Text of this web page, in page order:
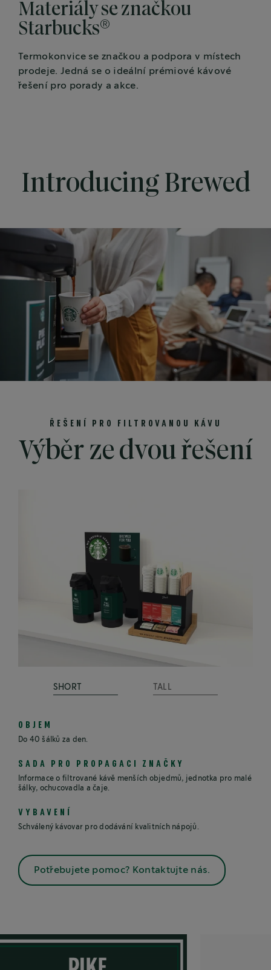
Materiály se značkou
Starbucks®
Termokonvice se značkou a podpora v místech
prodeje. Jedná se o ideální prémiové kávové
řešení pro porady a akce.
Introducing Brewed
ŘEŠENÍ PRO FILTROVANOU KÁVU
Výběr ze dvou řešení
SHORT TALL
OBJEM
Do 40 šálků za den.
SADA PRO PROPAGACI ZNAČKY
Informace o filtrované kávě menších objedmů, jednotka pro malé
šálky, ochucovadla a čaje.
VYBAVENÍ
Schválený kávovar pro dodávání kvalitních nápojů.
Potřebujete pomoc? Kontaktujte nás.